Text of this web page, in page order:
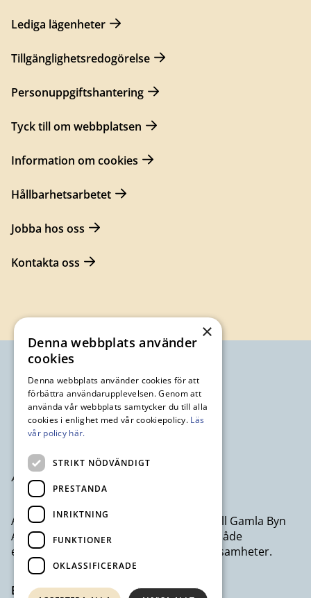
Lediga lägenheter
Tillgänglighetsredogörelse
Personuppgiftshantering
Tyck till om webbplatsen
Information om cookies
Hållbarhetsarbetet
Jobba hos oss
Kontakta oss
Avesta Industristad AB ett dotterbolag till Gamla Byn
AB som erbjuder kontor och lokaler till både
egenföretagare och större företagsverksamheter.
Besök avestaindustristad.se
×
Denna webbplats använder
cookies
Denna webbplats använder cookies för att
förbättra användarupplevelsen. Genom att
använda vår webbplats samtycker du till alla
cookies i enlighet med vår cookiepolicy. Läs
vår policy här.
STRIKT NÖDVÄNDIGT
PRESTANDA
INRIKTNING
FUNKTIONER
OKLASSIFICERADE